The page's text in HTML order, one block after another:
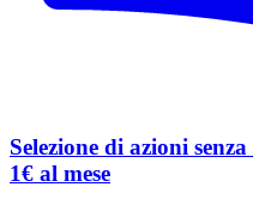
Selezione di azioni
1€ al mese